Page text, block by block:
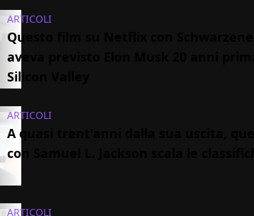
ARTICOLI
Questo film su Netflix con
aveva previsto Elon Musk 20 anni
Silicon Valley
ARTICOLI
A quasi trent'anni dalla sua uscita,
con Samuel L. Jackson scala le
ARTICOLI